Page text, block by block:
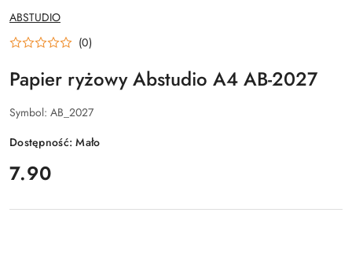
NAZWA
PRODUCENTA:
ABSTUDIO
(0)
Papier ryżowy Abstudio A4 AB-2027
Symbol: AB_2027
Dostępność:Mało
cena:
7.90